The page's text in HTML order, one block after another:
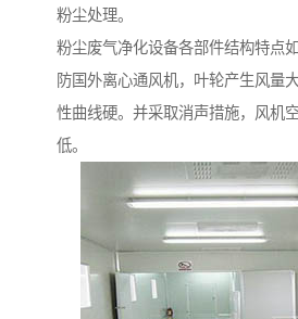
粉尘处理。
粉尘废气净化设备各部件结构特点
防国外离心通风机，叶轮产生风量
性曲线硬。并采取消声措施，风机
低。